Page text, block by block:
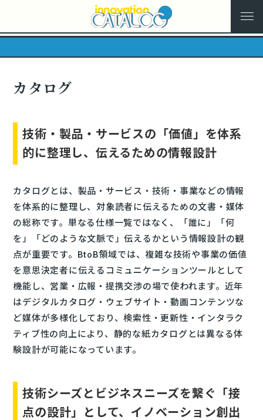
カタログ
技術・製品・サービスの「価値」を体系
的に整理し、伝えるための情報設計
カタログとは、製品・サービス・技術・事業などの情報
を体系的に整理し、対象読者に伝えるための文書・媒体
の総称です。単なる仕様一覧ではなく、「誰に」「何
を」「どのような文脈で」伝えるかという情報設計の観
点が重要です。BtoB領域では、複雑な技術や事業の価値
を意思決定者に伝えるコミュニケーションツールとして
機能し、営業・広報・提携交渉の場で使われます。近年
はデジタルカタログ・ウェブサイト・動画コンテンツな
ど媒体が多様化しており、検索性・更新性・インタラク
ティブ性の向上により、静的な紙カタログとは異なる体
験設計が可能になっています。
技術シーズとビジネスニーズを繋ぐ「接
点の設計」として、イノベーション創出